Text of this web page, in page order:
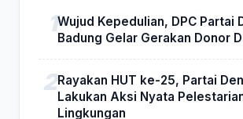
Wujud Kepedulian, DPC Partai
Badung Gelar Gerakan Donor
Rayakan HUT ke-25, Partai
Lakukan Aksi Nyata
Lingkungan